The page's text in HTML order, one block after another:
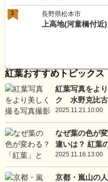
3 長野県松本市
上高地(河童橋付近)
紅葉おすすめトピックス
紅葉写真をよ
ク 水野克比
2025.11.21.10:00
なぜ葉の色が
違いは？ 紅葉
2025.11.16.13:00
京都・嵐山の